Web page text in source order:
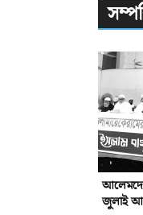
জুলাই